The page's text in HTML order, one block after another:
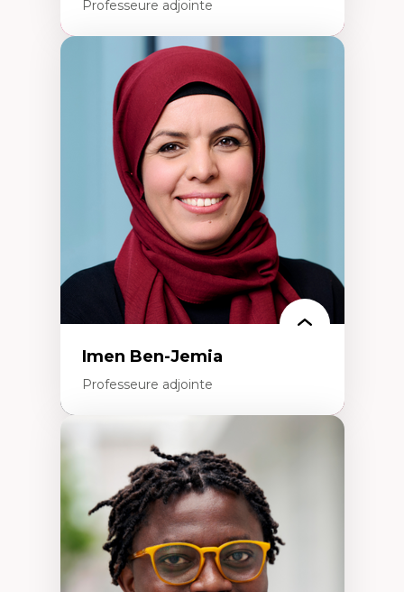
Professeure adjointe
Expertises
Méthodes de recherche
Acteurs plus qu'humains
Approches socio-écologiques
Conservation de la biodiversité
Collaboration et méthodes participatives
Études des sciences
Relations humain-environnement
Transdisciplinarité
Imen Ben-Jemia
Professeure adjointe
Expertises
Discours sur la ville et représentations
Mosquées, formes et usages au Canada
Reconnaissance et représentations des
communautés immigrantes dans l'espace
urbain
Design architectural et urbain
Patrimoine et patrimonialisation
Études postcoloniales et décolonisation des
savoirs